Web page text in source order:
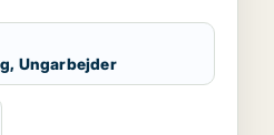
Ungarbejder